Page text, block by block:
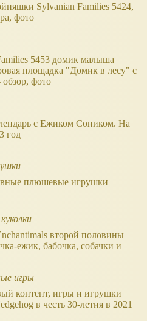
Sylvanian Families 5424,
фото
5453 домик малыша
площадка "Домик в лесу" с
фото
с Ежиком Соником. На
год
плюшевые игрушки
второй половины
ежик, бабочка, собачки и
игры
контент, игры и игрушки
в честь 30-летия в 2021